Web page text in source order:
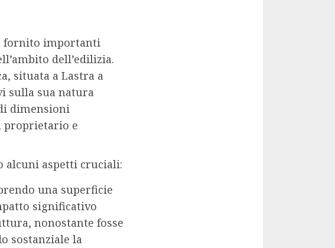
fornito importanti
dell’edilizia.
situata a Lastra a
sulla sua natura
dimensioni
proprietario e
alcuni aspetti cruciali:
una superficie
significativo
nonostante fosse
sostanziale la